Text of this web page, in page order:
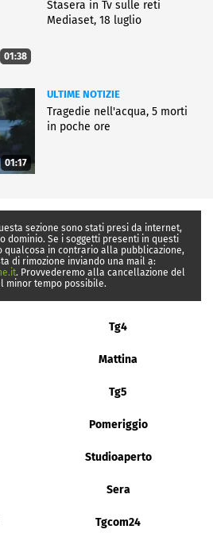
01:38
Stasera in Tv sulle reti
Mediaset, 18 luglio
01:17
ULTIME NOTIZIE
Tragedie nell'acqua, 5 morti
in poche ore
sezione sono stati presi da internet,
dominio. Se i soggetti presenti in questi
qualcosa in contrario alla pubblicazione,
di rimozione inviando una mail a:
. Provvederemo alla cancellazione del
minor tempo possibile.
Tg4
Mattina
Tg5
Pomeriggio
Studioaperto
Sera
Tgcom24